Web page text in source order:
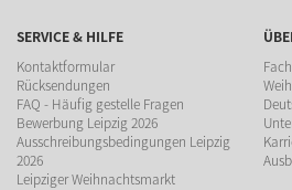
SERVICE & HILFE
Kontaktformular
Rücksendungen
FAQ - Häufig gestelle Fragen
Bewerbung Leipzig 2026
Ausschreibungsbedingungen Leipzig
2026
Leipziger Weihnachtsmarkt